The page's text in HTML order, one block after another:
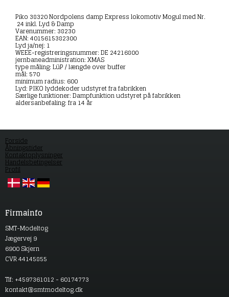
Piko 38320 Nordpolens damp Express lokomotiv Mogul med Nr.
24 inkl. Lyd & Damp
Varenummer: 38230
EAN: 4015615382300
Lyd ja/nej: 1
WEEE-registreringsnummer: DE 24216800
jernbaneadministration: XMAS
type måling: LüP / længde over buffer
mål: 570
minimum radius: 600
Lyd: PIKO lyddekoder udstyret fra fabrikken
Særlige funktioner: Dampfunktion udstyret på fabrikken
aldersanbefaling: fra 14 år
Forside
Åbningstider
Kontaktoplysninger
Handelsbetingelser
Profil
Firmainfo
SMT-Modeltog
Jægervej 9
6900 Skjern
CVR 44145855
Tlf: +4597361012 - 60174773
kontakt@smtmodeltog.dk